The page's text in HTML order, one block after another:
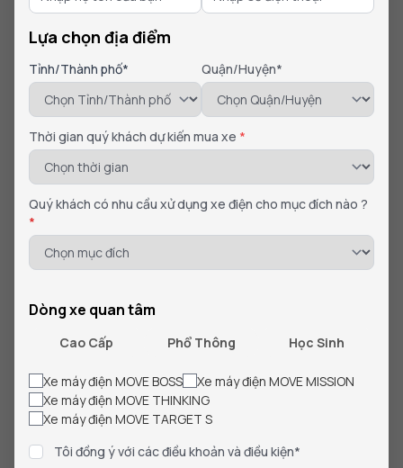
tại TpHCM
Nếu bạn đang tìm nơi bán phụ tùng xe đạp điện uy tín, chất
lượng trên thị trường. Bạn có thể tham kh...
26/08/2024
Xe Đạp Điện
Tổng hợp 5 mẫu xe đạp điện cho học sinh cấp 3 chất
lượng
mức giá rẻ và mẫu mã đẹp. Trong bài viế...
Lựa chọn địa điểm
Tỉnh/Thành phố* Quận/Huyện*
Thời gian quý khách dự kiến mua xe *
Quý khách có nhu cầu xử dụng xe điện cho mục đích nào ?
*
Dòng xe quan tâm
Cao Cấp Phổ Thông Học Sinh
Xe máy điện MOVE BOSS
Xe máy điện MOVE MISSION
Xe máy điện MOVE THINKING
Xe máy điện MOVE TARGET S
Tôi đồng ý với các điều khoản và điều kiện*